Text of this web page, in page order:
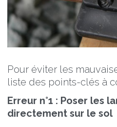
Pour éviter les
liste des points-clés à
Erreur n°1 : Poser les
directement sur le sol